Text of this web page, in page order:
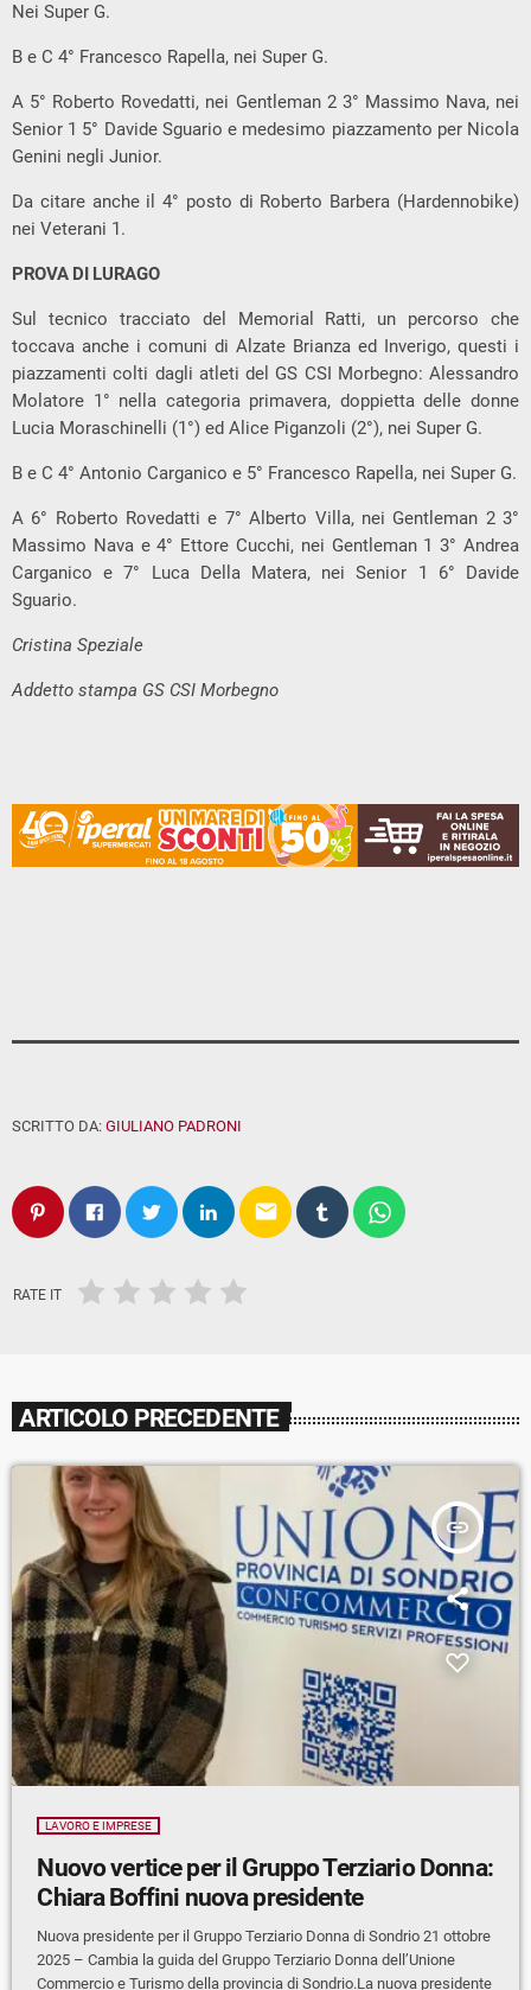
Nei Super G.
B e C 4° Francesco Rapella, nei Super G.
A 5° Roberto Rovedatti, nei Gentleman 2 3° Massimo Nava, nei
Senior 1 5° Davide Sguario e medesimo piazzamento per Nicola
Genini negli Junior.
Da citare anche il 4° posto di Roberto Barbera (Hardennobike)
nei Veterani 1.
PROVA DI LURAGO
Sul tecnico tracciato del Memorial Ratti, un percorso che
toccava anche i comuni di Alzate Brianza ed Inverigo, questi i
piazzamenti colti dagli atleti del GS CSI Morbegno: Alessandro
Molatore 1° nella categoria primavera, doppietta delle donne
Lucia Moraschinelli (1°) ed Alice Piganzoli (2°), nei Super G.
B e C 4° Antonio Carganico e 5° Francesco Rapella, nei Super G.
A 6° Roberto Rovedatti e 7° Alberto Villa, nei Gentleman 2 3°
Massimo Nava e 4° Ettore Cucchi, nei Gentleman 1 3° Andrea
Carganico e 7° Luca Della Matera, nei Senior 1 6° Davide
Sguario.
Cristina Speziale
Addetto stampa GS CSI Morbegno
SCRITTO DA: GIULIANO PADRONI
email
RATE IT
ARTICOLO PRECEDENTE
insert_link
LAVORO E IMPRESE
Nuovo vertice per il Gruppo Terziario Donna:
Chiara Boffini nuova presidente
Nuova presidente per il Gruppo Terziario Donna di Sondrio 21 ottobre
2025 – Cambia la guida del Gruppo Terziario Donna dell’Unione
Commercio e Turismo della provincia di Sondrio.La nuova presidente